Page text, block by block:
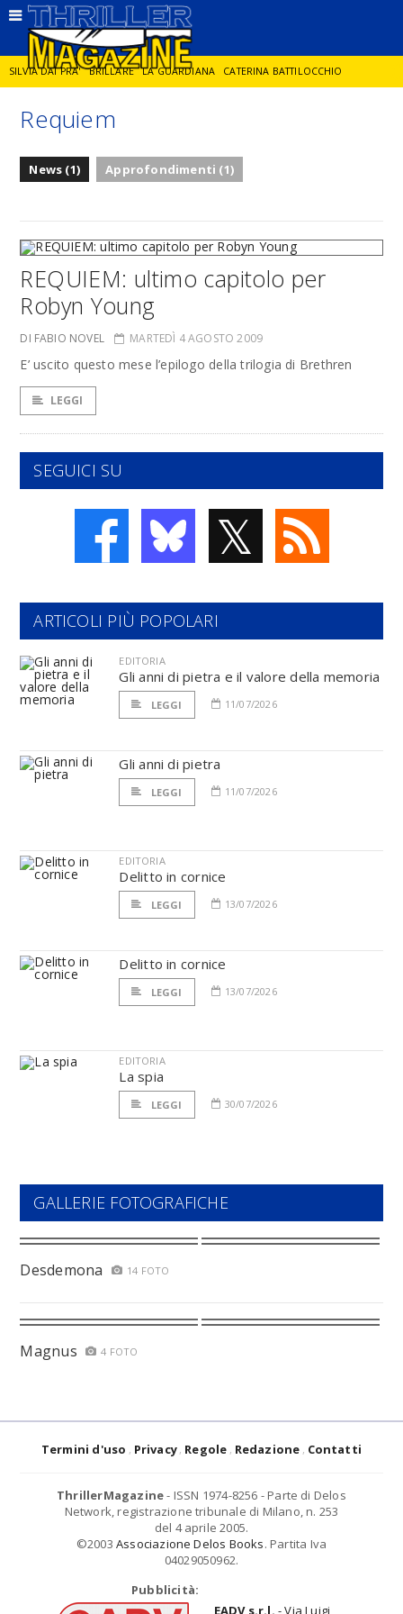
SILVIA DAI PRA' BRILLARE LA GUARDIANA CATERINA BATTILOCCHIO
JORGE DIAZ LA SPIA
Requiem
News (1) Approfondimenti (1)
REQUIEM: ultimo capitolo per
Robyn Young
DI FABIO NOVEL MARTEDÌ 4 AGOSTO 2009
E’ uscito questo mese l’epilogo della trilogia di Brethren
LEGGI
SEGUICI SU
𝕏
ARTICOLI PIÙ POPOLARI
EDITORIA
Gli anni di pietra e il valore della memoria
LEGGI 11/07/2026
Gli anni di pietra
LEGGI 11/07/2026
EDITORIA
Delitto in cornice
LEGGI 13/07/2026
Delitto in cornice
LEGGI 13/07/2026
EDITORIA
La spia
LEGGI 30/07/2026
GALLERIE FOTOGRAFICHE
Desdemona 14 FOTO
Magnus 4 FOTO
Termini d'uso Privacy Regole Redazione Contatti
ThrillerMagazine- ISSN 1974-8256 - Parte di Delos
Network, registrazione tribunale di Milano, n. 253
del 4 aprile 2005.
©2003 Associazione Delos Books. Partita Iva
04029050962.
Pubblicità:
EADV s.r.l. - Via Luigi